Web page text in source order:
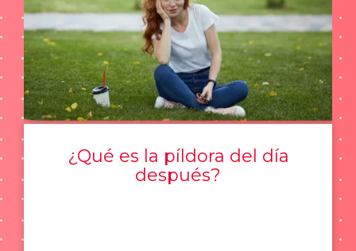
¿Qué es la píldora del día
después?